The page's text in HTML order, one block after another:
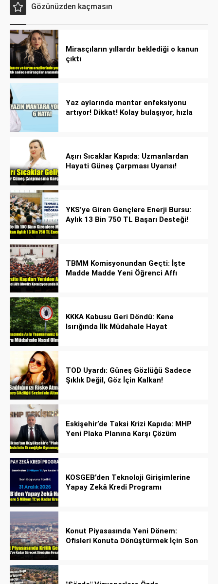
Gözünüzden kaçmasın
Mirasçıların yıllardır beklediği o kanun
çıktı
Yaz aylarında mantar enfeksiyonu
artıyor! Dikkat! Kolay bulaşıyor, hızla
Aşırı Sıcaklar Kapıda: Uzmanlardan
Hayati Güneş Çarpması Uyarısı!
YKS’ye Giren Gençlere Enerji Bursu:
Aylık 13 Bin 750 TL Başarı Desteği!
TBMM Komisyonundan Geçti: İşte
Madde Madde Yeni Öğrenci Affı
KKKA Kabusu Geri Döndü: Kene
Isırığında İlk Müdahale Hayat
TOD Uyardı: Güneş Gözlüğü Sadece
Şıklık Değil, Göz İçin Kalkan!
Eskişehir’de Taksi Krizi Kapıda: MHP
Yeni Plaka Planına Karşı Çözüm
KOSGEB’den Teknoloji Girişimlerine
Yapay Zekâ Kredi Programı
Konut Piyasasında Yeni Dönem:
Ofisleri Konuta Dönüştürmek İçin Son